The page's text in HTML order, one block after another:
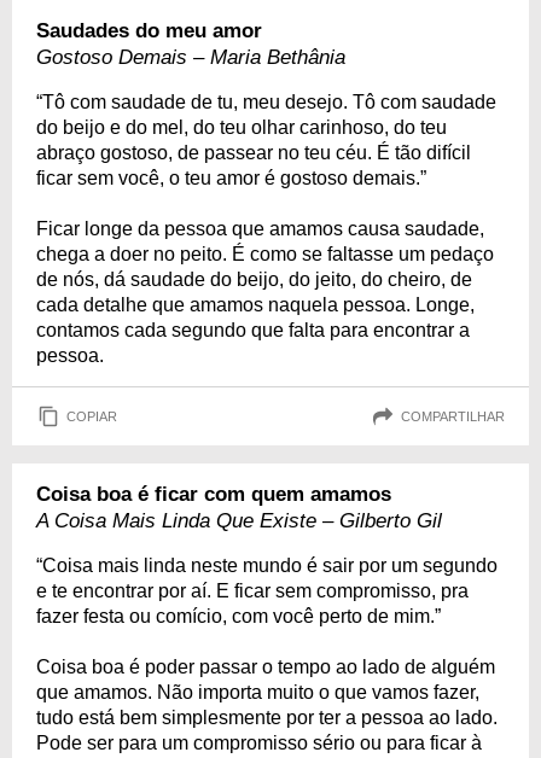
Saudades do meu amor
Gostoso Demais – Maria Bethânia
“Tô com saudade de tu, meu desejo. Tô com saudade
do beijo e do mel, do teu olhar carinhoso, do teu
abraço gostoso, de passear no teu céu. É tão difícil
ficar sem você, o teu amor é gostoso demais.”
Ficar longe da pessoa que amamos causa saudade,
chega a doer no peito. É como se faltasse um pedaço
de nós, dá saudade do beijo, do jeito, do cheiro, de
cada detalhe que amamos naquela pessoa. Longe,
contamos cada segundo que falta para encontrar a
pessoa.
COPIAR COMPARTILHAR
Coisa boa é ficar com quem amamos
A Coisa Mais Linda Que Existe – Gilberto Gil
“Coisa mais linda neste mundo é sair por um segundo
e te encontrar por aí. E ficar sem compromisso, pra
fazer festa ou comício, com você perto de mim.”
Coisa boa é poder passar o tempo ao lado de alguém
que amamos. Não importa muito o que vamos fazer,
tudo está bem simplesmente por ter a pessoa ao lado.
Pode ser para um compromisso sério ou para ficar à